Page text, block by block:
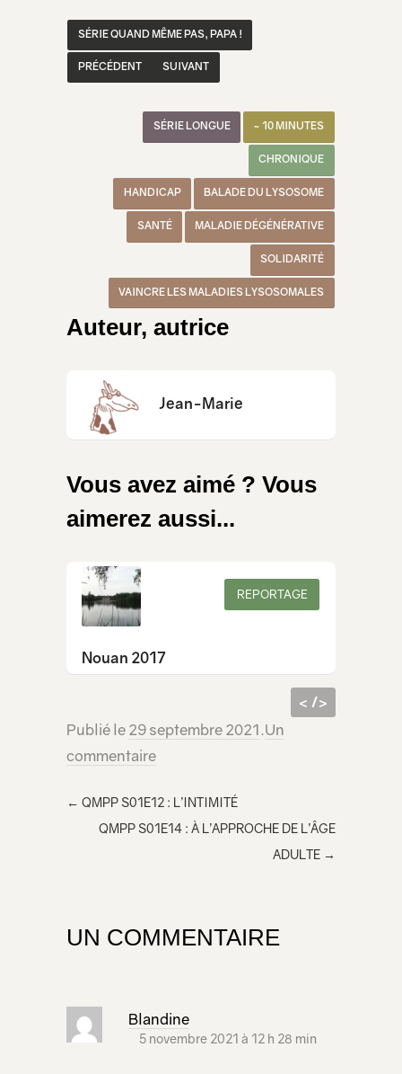
SÉRIE QUAND MÊME PAS, PAPA !
PRÉCÉDENT SUIVANT
~ 10 MINUTES
SÉRIE LONGUE
CHRONIQUE
BALADE DU LYSOSOME
HANDICAP
MALADIE DÉGÉNÉRATIVE
SANTÉ
SOLIDARITÉ
VAINCRE LES MALADIES LYSOSOMALES
Auteur, autrice
Jean-Marie
Vous avez aimé ? Vous
aimerez aussi...
REPORTAGE
Nouan 2017
< />
dans
votre
Publié le 29 septembre 2021.Un
commentaire
← QMPP S01E12 : L’INTIMITÉ
QMPP S01E14 : À L’APPROCHE DE L’ÂGE
ADULTE →
UN COMMENTAIRE
Blandine
5 novembre 2021 à 12 h 28 min